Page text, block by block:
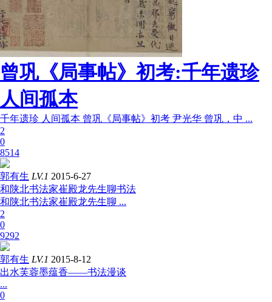
曾巩《局事帖》初考:千年遗珍
人间孤本
千年遗珍 人间孤本 曾巩《局事帖》初考 尹光华 曾巩，中 ...
2
0
8514
郭有生 LV.1 2015-6-27
和陕北书法家崔殿龙先生聊书法
和陕北书法家崔殿龙先生聊 ...
2
0
9292
郭有生 LV.1 2015-8-12
出水芙蓉墨蕴香——书法漫谈
...
0